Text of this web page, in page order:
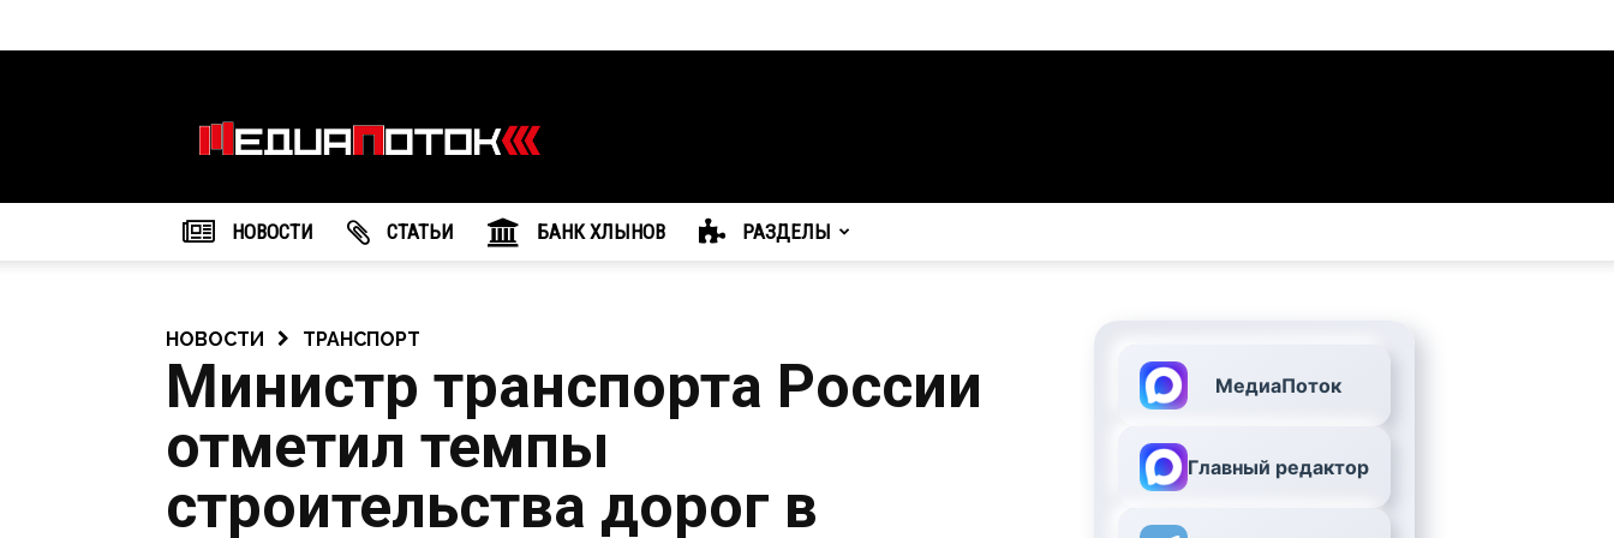
агентство
"МедиаПоток"
НОВОСТИ CТАТЬИ БАНК ХЛЫНОВ РАЗДЕЛЫ
НОВОСТИ ТРАНСПОРТ
Министр транспорта России
отметил темпы
строительства дорог в
МедиаПоток
Главный редактор